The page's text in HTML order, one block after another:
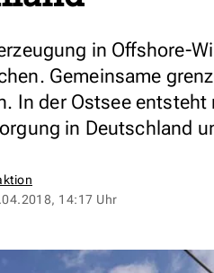
in Offshore-
Gemeinsame
In der Ostsee
in Deutschland
14:17 Uhr